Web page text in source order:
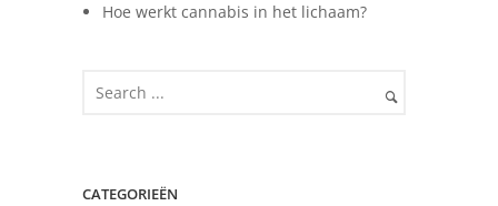
Hoe werkt cannabis in het lichaam?
CATEGORIEËN